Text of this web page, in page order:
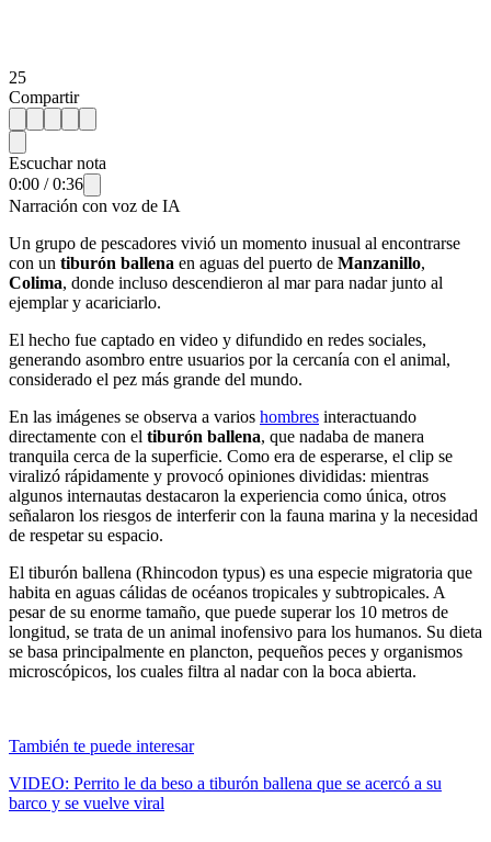
25
Compartir
Escuchar nota
0:00 /0:36
Narración con voz de IA
Un grupo de pescadores vivió un momento inusual al encontrarse
con un tiburón ballena en aguas del puerto de Manzanillo,
Colima, donde incluso descendieron al mar para nadar junto al
ejemplar y acariciarlo.
El hecho fue captado en video y difundido en redes sociales,
generando asombro entre usuarios por la cercanía con el animal,
considerado el pez más grande del mundo.
En las imágenes se observa a varios hombres interactuando
directamente con el tiburón ballena, que nadaba de manera
tranquila cerca de la superficie. Como era de esperarse, el clip se
viralizó rápidamente y provocó opiniones divididas: mientras
algunos internautas destacaron la experiencia como única, otros
señalaron los riesgos de interferir con la fauna marina y la necesidad
de respetar su espacio.
El tiburón ballena (Rhincodon typus) es una especie migratoria que
habita en aguas cálidas de océanos tropicales y subtropicales. A
pesar de su enorme tamaño, que puede superar los 10 metros de
longitud, se trata de un animal inofensivo para los humanos. Su dieta
se basa principalmente en plancton, pequeños peces y organismos
microscópicos, los cuales filtra al nadar con la boca abierta.
También te puede interesar
VIDEO: Perrito le da beso a tiburón ballena que se acercó a su
barco y se vuelve viral